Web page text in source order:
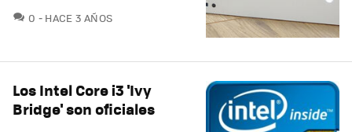
0 COMENTARIOS
HACE 3 AÑOS
Los Intel Core i3 'Ivy
Bridge' son oficiales